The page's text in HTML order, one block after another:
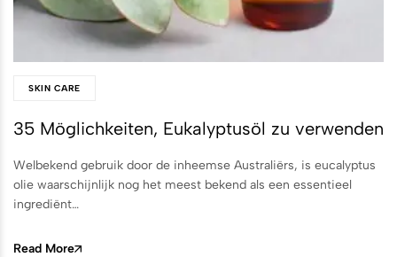
SKIN CARE
35 Möglichkeiten, Eukalyptusöl zu verwenden
Welbekend gebruik door de inheemse Australiërs, is eucalyptus
olie waarschijnlijk nog het meest bekend als een essentieel
ingrediënt…
Read More